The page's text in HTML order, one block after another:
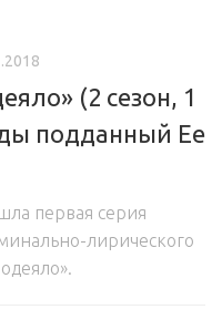
(2 сезон, 1
подданный Ее
первая серия
лирического